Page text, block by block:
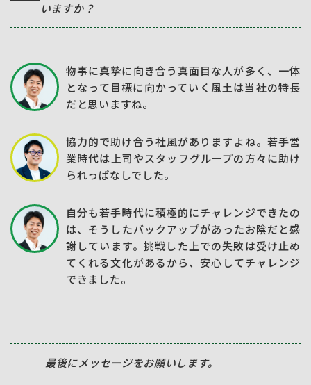
いますか？
物事に真摯に向き合う真面目な人が多く、一体
となって目標に向かっていく風土は当社の特長
だと思いますね。
協力的で助け合う社風がありますよね。若手営
業時代は上司やスタッフグループの方々に助け
られっぱなしでした。
自分も若手時代に積極的にチャレンジできたの
は、そうしたバックアップがあったお陰だと感
謝しています。挑戦した上での失敗は受け止め
てくれる文化があるから、安心してチャレンジ
できました。
最後にメッセージをお願いします。